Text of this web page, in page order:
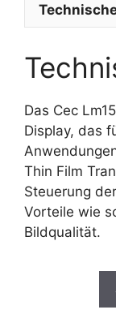
Das Cec
Display, das
Thin Film
Steuerung
Vorteile wie
Bildqualität.